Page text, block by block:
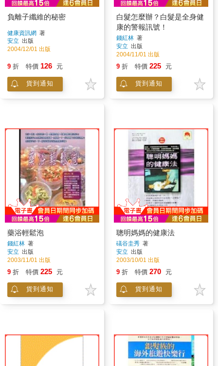
負離子纖維的秘密
健康資訊網 著
安立 出版
2004/12/01 出版
9 折 特價 126 元
貨到通知
白髮怎麼辦？白髮是全身健
康的警報訊號！
錢紅林 著
安立 出版
2004/11/01 出版
9 折 特價 225 元
貨到通知
藥浴輕鬆泡
錢紅林 著
安立 出版
2003/11/01 出版
9 折 特價 225 元
貨到通知
聰明媽媽的健康法
礒谷圭秀 著
安立 出版
2003/10/01 出版
9 折 特價 270 元
貨到通知